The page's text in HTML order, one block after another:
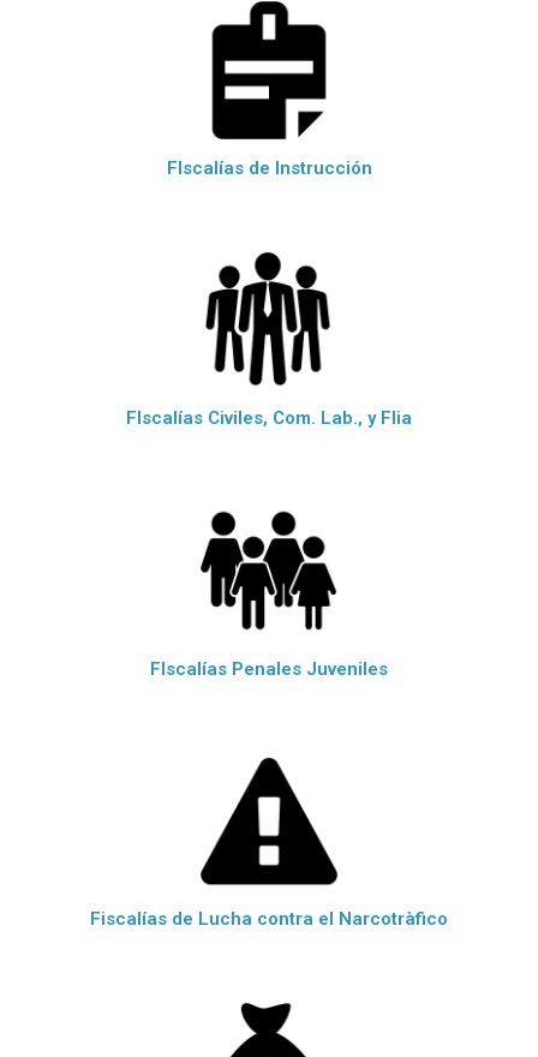
FIscalías de Instrucción
FIscalías Civiles, Com. Lab., y Flia
FIscalías Penales Juveniles
Fiscalías de Lucha contra el Narcotràfico